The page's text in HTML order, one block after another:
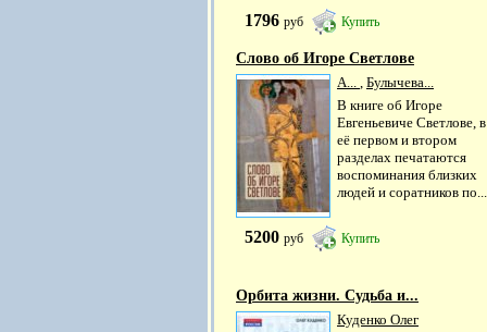
1796 руб Купить
Слово об Игоре Светлове
А... , Булычева...
В книге об Игоре
Евгеньевиче Светлове, в
её первом и втором
разделах печатаются
воспоминания близких
людей и соратников по...
5200 руб Купить
Орбита жизни. Судьба и...
Куденко Олег